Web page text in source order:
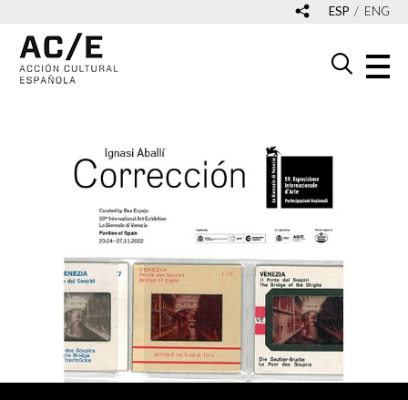
ESP ENG